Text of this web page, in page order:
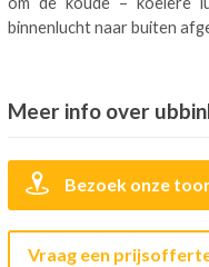
binnenlucht naar buiten
Meer info over
Bezoek onze
Vraag een